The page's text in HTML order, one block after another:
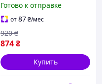
прямоугольная 41×20×6
см с ротанговой
корзинкой
Готово к отправке
от87₴/мес
874₴
920 ₴
Купить